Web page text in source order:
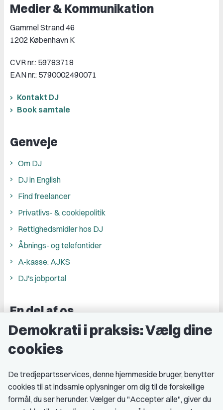
Medier & Kommunikation
Gammel Strand 46
1202 København K
CVR nr.: 59783718
EAN nr.: 5790002490071
Kontakt DJ
Book samtale
Genveje
Om DJ
DJ in English
Find freelancer
Privatlivs- & cookiepolitik
Rettighedsmidler hos DJ
Åbnings- og telefontider
A-kasse: AJKS
DJ's jobportal
En del af os
Grupper og kredse
Studenterorganisationer
Medlemskab
Demokrati i praksis: Vælg dine
cookies
De tredjepartsservices, denne hjemmeside bruger, benytter
cookies til at indsamle oplysninger om dig til de forskellige
formål, du ser herunder. Vælger du "Accepter alle", giver du